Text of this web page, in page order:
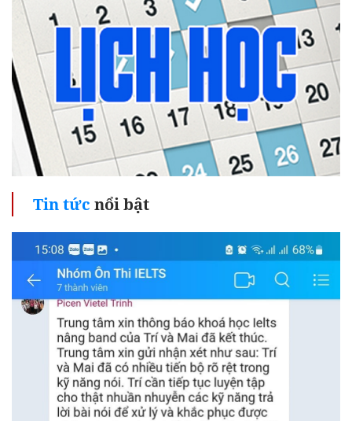
Tin tức nổi bật